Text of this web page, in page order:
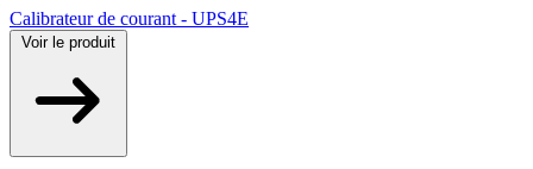
Calibrateur de courant - UPS4E
Voir le produit